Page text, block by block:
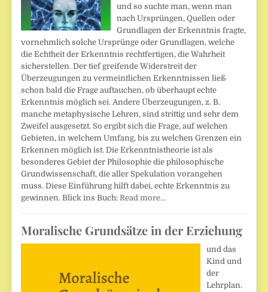
und so suchte man, wenn man
nach Ursprüngen, Quellen oder
Grundlagen der Erkenntnis fragte,
vornehmlich solche Ursprünge oder Grundlagen, welche
die Echtheit der Erkenntnis rechtfertigen, die Wahrheit
sicherstellen. Der tief greifende Widerstreit der
Überzeugungen zu vermeintlichen Erkenntnissen ließ
schon bald die Frage auftauchen, ob überhaupt echte
Erkenntnis möglich sei. Andere Überzeugungen, z. B.
manche metaphysische Lehren, sind strittig und sehr dem
Zweifel ausgesetzt. So ergibt sich die Frage, auf welchen
Gebieten, in welchem Umfang, bis zu welchen Grenzen ein
Erkennen möglich ist. Die Erkenntnistheorie ist als
besonderes Gebiet der Philosophie die philosophische
Grundwissenschaft, die aller Spekulation vorangehen
muss. Diese Einführung hilft dabei, echte Erkenntnis zu
gewinnen. Blick ins Buch:Read more…
Moralische Grundsätze in der Erziehung
und das
Kind und
der
Lehrplan.